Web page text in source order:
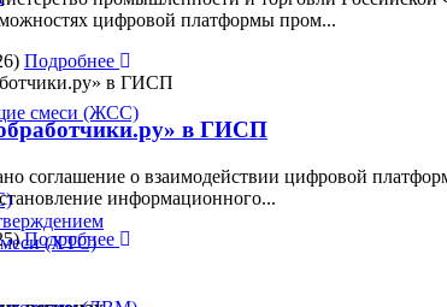
смеси (ЖСС)
(ХТС)
цифровой платформы пром...
Подробнее
в ГИСП
соглашение о взаимодействии цифровой
информационного...
Подробнее